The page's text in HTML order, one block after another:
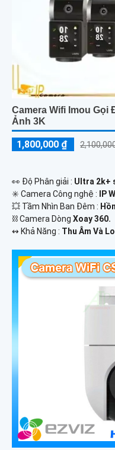
Camera Wifi Imou Gọi
Ảnh 3K
1,800,000 ₫
️👀 Độ Phân giải : Ultra 2k+
✳️ Camera Công nghệ :
IP
💥 Tầm Nhìn Ban Đêm :
⛓ Camera Dòng Xoay 360.
️↭ Khả Năng : Thu Âm Và